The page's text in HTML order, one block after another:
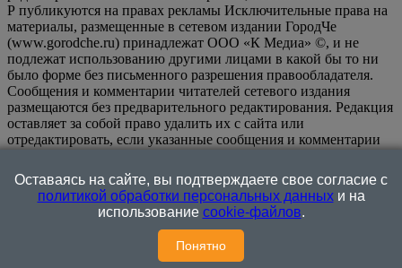
Р публикуются на правах рекламы Исключительные права на
материалы, размещенные в сетевом издании ГородЧе
(www.gorodche.ru) принадлежат ООО «К Медиа» ©, и не
подлежат использованию другими лицами в какой бы то ни
было форме без письменного разрешения правообладателя.
Сообщения и комментарии читателей сетевого издания
размещаются без предварительного редактирования. Редакция
оставляет за собой право удалить их с сайта или
отредактировать, если указанные сообщения и комментарии
или нарушением иных требований закона.
информационном ресурсе применяются рекомендательные
технологии (информационные технологии предоставления
информации на основе сбора, систематизации и анализа
сведений, относящихся к предпочтениям пользователей сети
"Интернет", находящихся на территории Российской
Оставаясь на сайте, вы подтверждаете свое согласие с
политикой обработки персональных данныхи на
использование cookie-файлов.
Понятно